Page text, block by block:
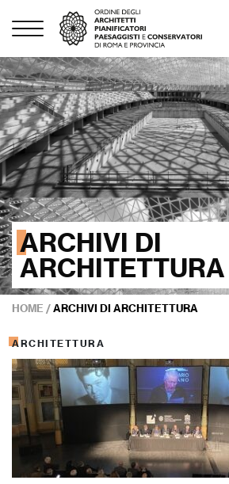
ARCHIVI DI
ARCHITETTURA
HOME /ARCHIVI DI ARCHITETTURA
ARCHITETTURA